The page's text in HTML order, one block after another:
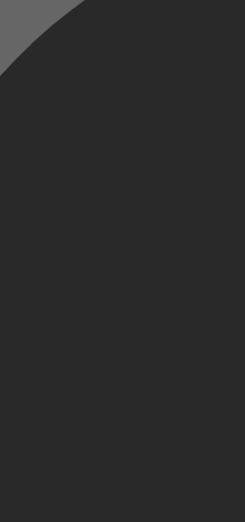
haar grootste obsessie